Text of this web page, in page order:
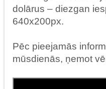
dolārus – diezgan
640x200px.
Pēc pieejamās
mūsdienās, ņemot